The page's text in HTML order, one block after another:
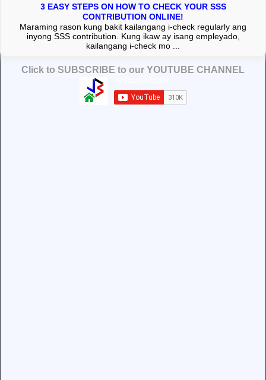
3 EASY STEPS ON HOW TO CHECK YOUR SSS
CONTRIBUTION ONLINE!
Maraming rason kung bakit kailangang i-check regularly ang
inyong SSS contribution. Kung ikaw ay isang empleyado,
kailangang i-check mo ...
Click to SUBSCRIBE to our YOUTUBE CHANNEL